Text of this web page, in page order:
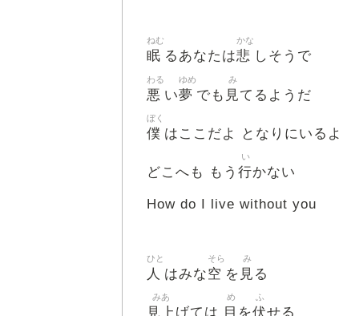
眠
ねむ
るあなたは悲
かな
しそうで
悪
わる
い夢
ゆめ
でも 見
み
てるようだ
僕
ぼく
はここだよ となりにいるよ
どこへも もう 行
い
かない
How do I live without you
人
ひと
はみな空
そら
を 見
み
る
見上
みあ
げては 目
め
を伏
ふ
せる